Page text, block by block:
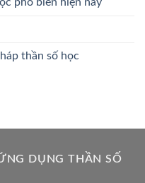
thần số học
DỤNG THẦN SỐ